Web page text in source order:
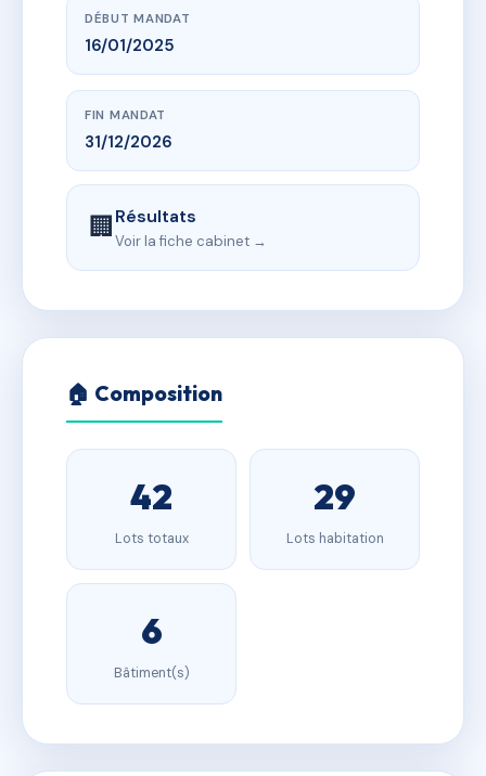
DÉBUT MANDAT
16/01/2025
FIN MANDAT
31/12/2026
🏢Résultats
Voir la fiche cabinet →
🏠 Composition
42
Lots totaux
29
Lots habitation
6
Bâtiment(s)